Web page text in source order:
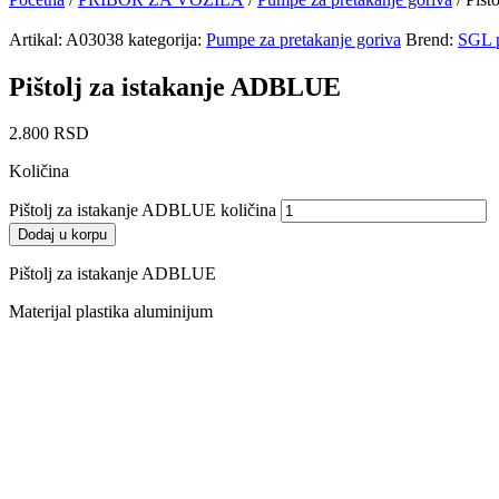
Artikal: A03038 kategorija: Pumpe za pretakanje goriva Brend: SGL
Pištolj za istakanje ADBLUE
2.800 RSD
Količina
Pištolj za istakanje ADBLUE količina
Dodaj u korpu
Pištolj za istakanje ADBLUE
Materijal plastika aluminijum